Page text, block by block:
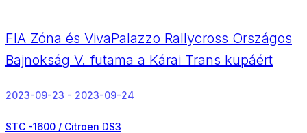
FIA Zóna és VivaPalazzo Rallycross Országos
Bajnokság V. futama a Kárai Trans kupáért
2023-09-23 - 2023-09-24
STC -1600 / Citroen DS3